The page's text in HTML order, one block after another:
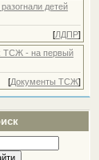
детей
[ЛДПР]
ТСЖ - на первый
[Документы ТСЖ]